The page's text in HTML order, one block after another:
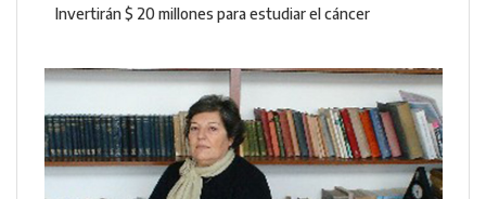
Invertirán $ 20 millones para estudiar el cáncer